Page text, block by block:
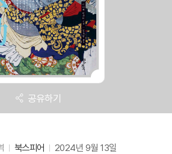
공유하기
북스피어 2024년 9월 13일